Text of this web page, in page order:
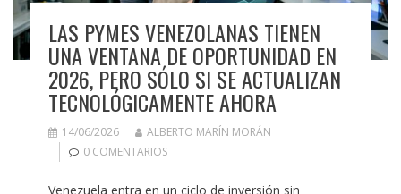
LAS PYMES VENEZOLANAS TIENEN
UNA VENTANA DE OPORTUNIDAD EN
2026, PERO SÓLO SI SE ACTUALIZAN
TECNOLÓGICAMENTE AHORA
14/06/2026
ALBERTO MARÍN MORÁN
0 COMENTARIOS
Venezuela entra en un ciclo de inversión sin